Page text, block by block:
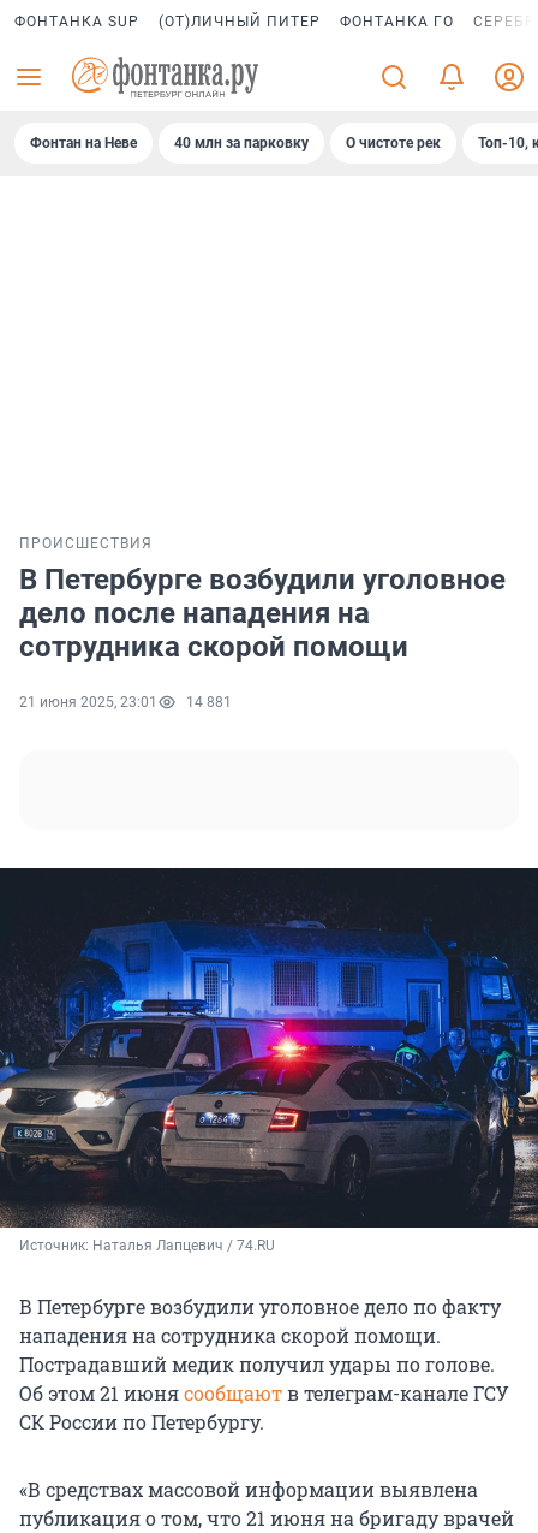
ФОНТАНКА SUP (ОТ)ЛИЧНЫЙ ПИТЕР ФОНТАНКА ГО
Фонтан на Неве 40 млн за парковку О чистоте рек Топ-10,
ПРОИСШЕСТВИЯ
В Петербурге возбудили уголовное
дело после нападения на
сотрудника скорой помощи
21 июня 2025, 23:01 14 881
Источник: Наталья Лапцевич / 74.RU
В Петербурге возбудили уголовное дело по факту
нападения на сотрудника скорой помощи.
Пострадавший медик получил удары по голове.
Об этом21 июнясообщаютв телеграм-канале ГСУ
СК России по Петербургу.
«В средствах массовой информации выявлена
публикация о том, что21 июняна бригаду врачей